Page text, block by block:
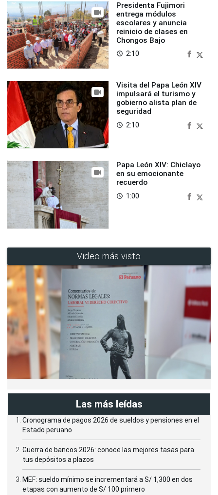
Presidenta Fujimori
entrega módulos
escolares y anuncia
reinicio de clases en
Chongos Bajo
access_time 2:10
Visita del Papa León XIV
impulsará el turismo y
gobierno alista plan de
seguridad
access_time 2:10
Papa León XIV: Chiclayo
en su emocionante
recuerdo
access_time 1:00
Video más visto
Las más leídas
Cronograma de pagos 2026 de sueldos y pensiones en el
Estado peruano
Guerra de bancos 2026: conoce las mejores tasas para
tus depósitos a plazos
MEF: sueldo mínimo se incrementará a S/ 1,300 en dos
etapas con aumento de S/ 100 primero